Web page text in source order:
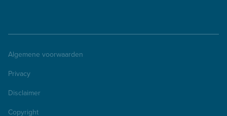
Algemene voorwaarden
Privacy
Disclaimer
Copyright